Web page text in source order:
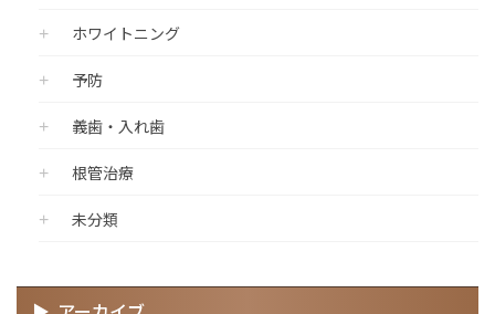
ホワイトニング
予防
義歯・入れ歯
根管治療
未分類